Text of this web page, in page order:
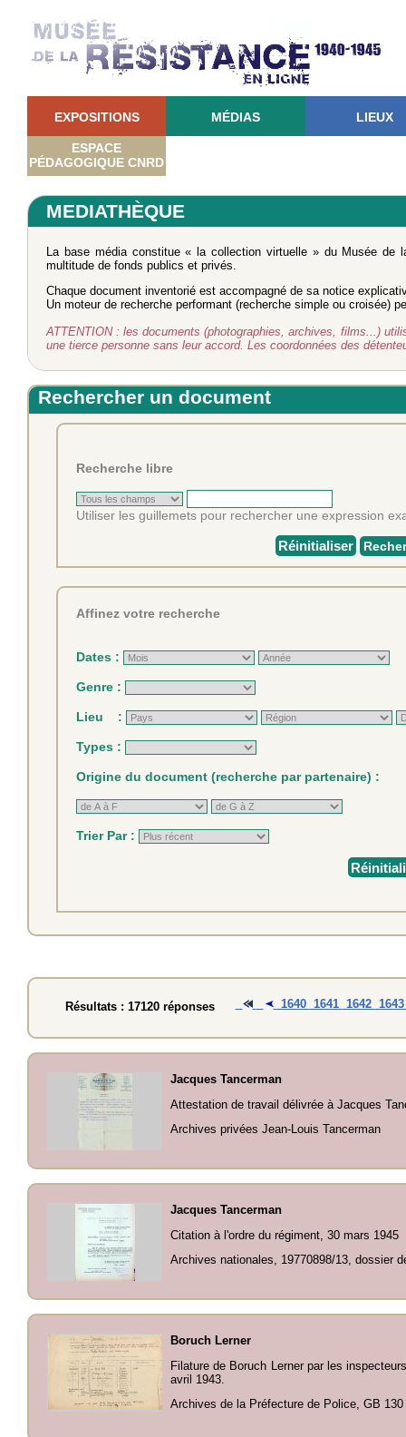
EXPOSITIONS MÉDIAS LIEUX
ESPACE
PÉDAGOGIQUE CNRD
MEDIATHÈQUE
La base média constitue « la collection virtuelle » du Musée
multitude de fonds publics et privés.
Chaque document inventorié est accompagné de sa notice
Un moteur de recherche performant (recherche simple ou croisée)
ATTENTION : les documents (photographies, archives, films...)
une tierce personne sans leur accord. Les coordonnées des
Rechercher un document
Recherche libre
Utiliser les guillemets pour rechercher une expression
Réinitialiser
Affinez votre recherche
Dates :
Genre :
Lieu :
Types :
Origine du document (recherche par partenaire) :
Trier Par :
1640 1641 1642
Résultats : 17120 réponses
Jacques Tancerman
Attestation de travail délivrée à Jacques
Archives privées Jean-Louis Tancerman
Jacques Tancerman
Citation à l'ordre du régiment, 30 mars 1945
Archives nationales, 19770898/13, dossier
Boruch Lerner
Filature de Boruch Lerner par les
avril 1943.
Archives de la Préfecture de Police, GB 130